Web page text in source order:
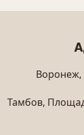
Воронеж,
Тамбов,